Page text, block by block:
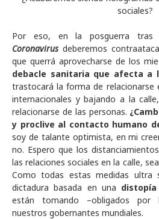
sociales?
Por eso, en la posguerra tras
Coronavirus deberemos
que querrá aprovecharse de los
debacle sanitaria que afecta a
trastocará la forma de relacionarse
internacionales y bajando a la
relacionarse de las personas.
y proclive al contacto humano
soy de talante optimista, en mi
no. Espero que los
las relaciones sociales en la calle,
Como todas estas medidas ultra
dictadura basada en una
están tomando –obligados por
nuestros gobernantes mundiales.